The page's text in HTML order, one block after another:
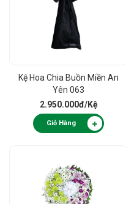
Kệ Hoa Chia Buồn Miền An
Yên 063
2.950.000đ/Kệ
Giỏ Hàng